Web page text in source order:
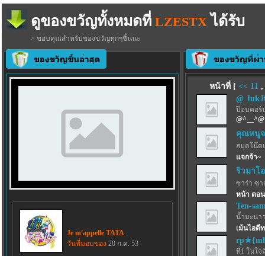
ดูของขวัญทั้งหมดที่ LZESTX ได้รับ
> ขอบคุณสำหรับของขวัญทุกๆชิ้นนะ
Je m'appelle TATA
วันที่มอบของ 20 ก.ค. 53
หน้าที่ [ << 11 ,
@
ป๊อบคอร์
@^__^@
คุณหนู
สมุดโน๊ต
แจกจ้า~
ริวมาโอ
ซาร่า ซา
หน้า ตอน
Ten-
น้ำมะนา
เม้นไอดี
ที่1 ในใจ